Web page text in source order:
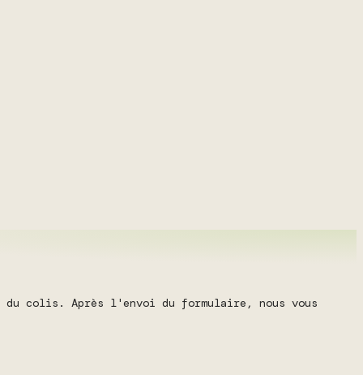
du colis. Après l'envoi du formulaire, nous vous